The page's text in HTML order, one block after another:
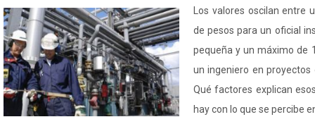
Los valores oscilan entre
de pesos para un oficial
pequeña y un máximo de
un ingeniero en
Qué factores explican
hay con lo que se percibe